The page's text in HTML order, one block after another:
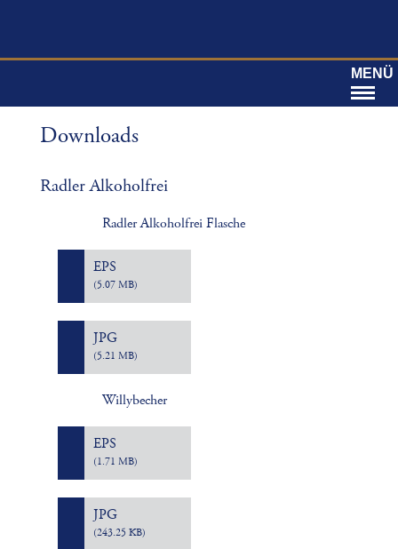
MENÜ
Downloads
Radler Alkoholfrei
Radler Alkoholfrei Flasche
EPS
(5.07 MB)
JPG
(5.21 MB)
Willybecher
EPS
(1.71 MB)
JPG
(243.25 KB)